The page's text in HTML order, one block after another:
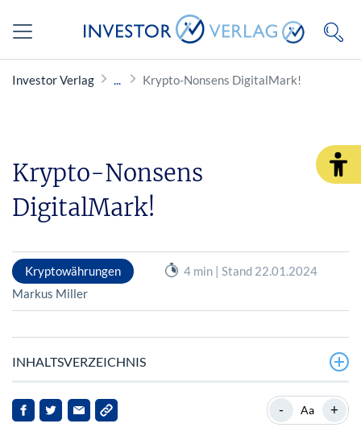
Investor Verlag Krypto-Nonsens DigitalMark!
Krypto-Nonsens
DigitalMark!
Kryptowährungen
4 min | Stand 22.01.2024
Markus Miller
INHALTSVERZEICHNIS
„DigitalMark: Die strahlende Neue im Meme Coin-
Universum bringt die Nostalgie der Deutschen Mark
- Aa +